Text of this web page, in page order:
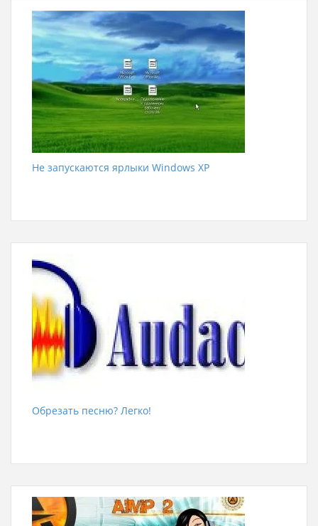
Не запускаются ярлыки Windows XP
Обрезать песню? Легко!